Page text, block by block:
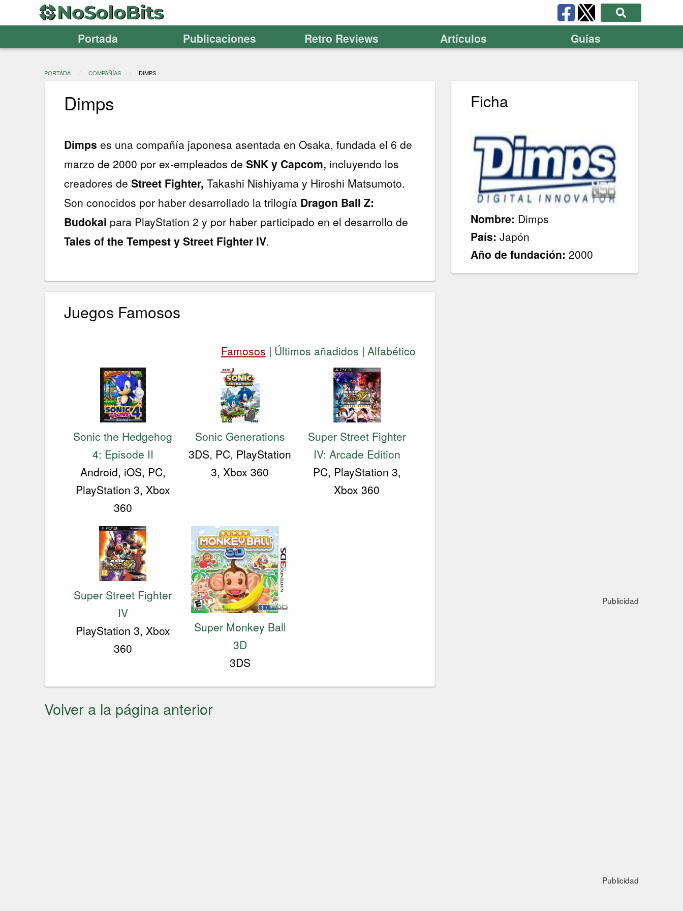
Portada Publicaciones Retro Reviews Artículos Guías
PORTADA COMPAÑÍAS DIMPS
Dimps
Dimpses una compañía japonesa asentada en Osaka, fundada el 6 de
marzo de 2000 por ex-empleados deSNK y Capcom, incluyendo los
creadores deStreet Fighter, Takashi Nishiyama y Hiroshi Matsumoto.
Son conocidos por haber desarrollado la trilogía Dragon Ball Z:
Budokai para PlayStation 2 y por haber participado en el desarrollo de
Tales of the Tempest y Street Fighter IV.
Juegos Famosos
Famosos | Últimos añadidos | Alfabético
Sonic the Hedgehog
4: Episode II
Android, iOS, PC,
PlayStation 3, Xbox
360
Sonic Generations
3DS, PC, PlayStation
3, Xbox 360
Super Street Fighter
IV: Arcade Edition
PC, PlayStation 3,
Xbox 360
Super Street Fighter
IV
PlayStation 3, Xbox
360
Super Monkey Ball
3D
3DS
Ficha
Nombre: Dimps
País: Japón
Año de fundación: 2000
Publicidad
Volver a la página anterior
Publicidad